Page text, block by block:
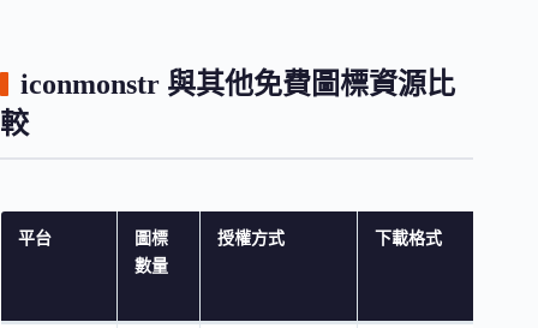
iconmonstr 與其他免費圖標資源比
較
平台
圖標
數量
授權方式 下載格式